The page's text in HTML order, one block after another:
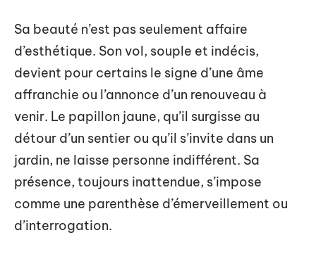
Sa beauté n’est pas seulement affaire
d’esthétique. Son vol, souple et indécis,
devient pour certains le signe d’une âme
affranchie ou l’annonce d’un renouveau à
venir. Le papillon jaune, qu’il surgisse au
détour d’un sentier ou qu’il s’invite dans un
jardin, ne laisse personne indifférent. Sa
présence, toujours inattendue, s’impose
comme une parenthèse d’émerveillement ou
d’interrogation.